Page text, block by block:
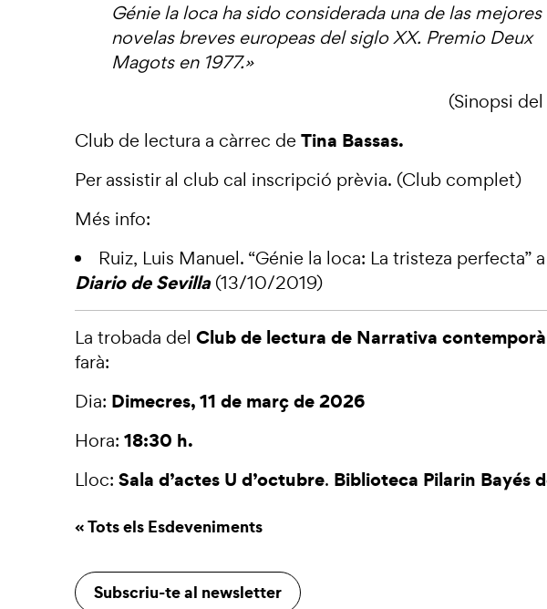
Génie la loca ha sido considerada una de las mejores
novelas breves europeas del siglo XX. Premio Deux
Magots en 1977.»
(Sinopsi
Club de lectura a càrrec de Tina Bassas.
Per assistir al club cal inscripció prèvia. (Club complet)
Més info:
Ruiz, Luis Manuel. “Génie la loca: La tristeza perfecta” a
Diario de Sevilla (13/10/2019)
La trobada del Club de lectura de Narrativa
farà:
Dia: Dimecres, 11 de març de 2026
Hora: 18:30 h.
Lloc: Sala d’actes U d’octubre. Biblioteca Pilarin Bayés
« Tots els Esdeveniments
Subscriu-te al newsletter